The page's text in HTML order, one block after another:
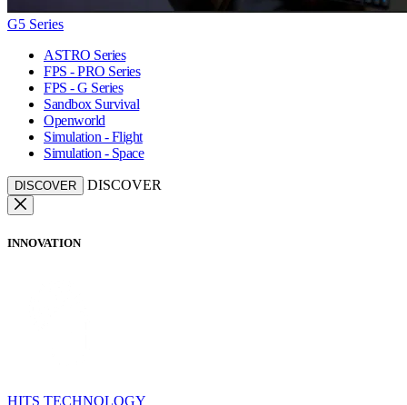
G5 Series
ASTRO Series
FPS - PRO Series
FPS - G Series
Sandbox Survival
Openworld
Simulation - Flight
Simulation - Space
DISCOVER DISCOVER
INNOVATION
HITS TECHNOLOGY